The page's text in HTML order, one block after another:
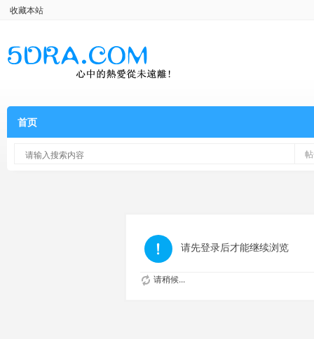
收藏本站
首页
请先登录后才能继续浏览
请稍候...